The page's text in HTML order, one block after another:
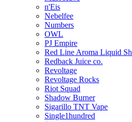
n'Eis
Nebelfee
Numbers
OWL
PJ Empire
Red Line Aroma Liquid
Redback Juice co.
Revoltage
Revoltage Rocks
Riot Squad
Shadow Burner
Sigarillo TNT Vape
Single1hundred